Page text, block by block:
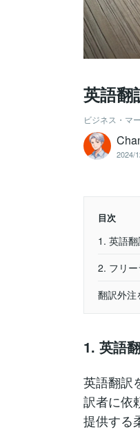
英語翻
ビジネス・マ
2024/
目次
1. 英語
2. フリ
翻訳外注
1. 英語
英語翻訳
訳者に依
提供する